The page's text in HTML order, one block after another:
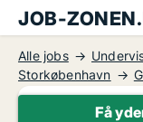
JOB-
Alle jobs
Storkøbenhavn
Få